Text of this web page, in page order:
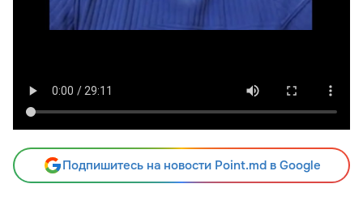
Подпишитесь на новости Point.md в Google